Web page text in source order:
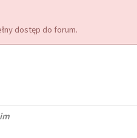
dostęp do forum.